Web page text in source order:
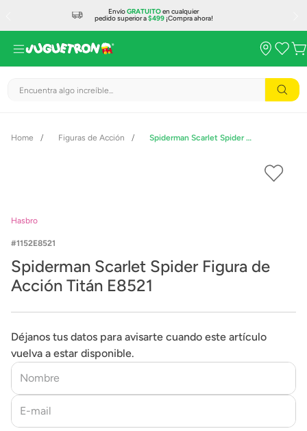
EnvíoGRATUITOen cualquier
pedido superior a$499¡Compra ahora!
Encuentra algo increíble...
Figuras de Acción Spiderman Scarlet Spider Figura de Acción Titán E8521
Hasbro
1152E8521
Spiderman Scarlet Spider Figura de
Acción Titán E8521
Déjanos tus datos para avisarte cuando este artículo
vuelva a estar disponible.